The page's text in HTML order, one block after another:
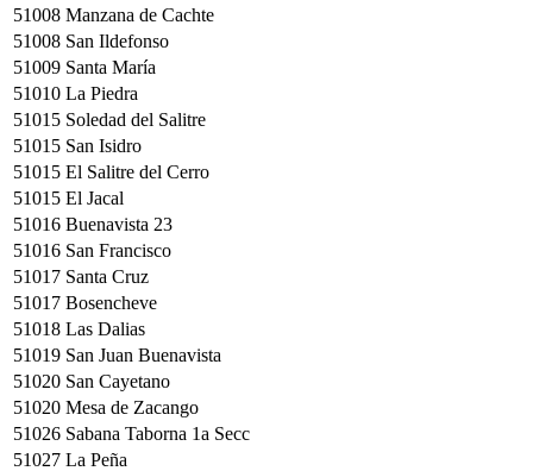
51008 Manzana de Cachte
51008 San Ildefonso
51009 Santa María
51010 La Piedra
51015 Soledad del Salitre
51015 San Isidro
51015 El Salitre del Cerro
51015 El Jacal
51016 Buenavista 23
51016 San Francisco
51017 Santa Cruz
51017 Bosencheve
51018 Las Dalias
51019 San Juan Buenavista
51020 San Cayetano
51020 Mesa de Zacango
51026 Sabana Taborna 1a Secc
51027 La Peña